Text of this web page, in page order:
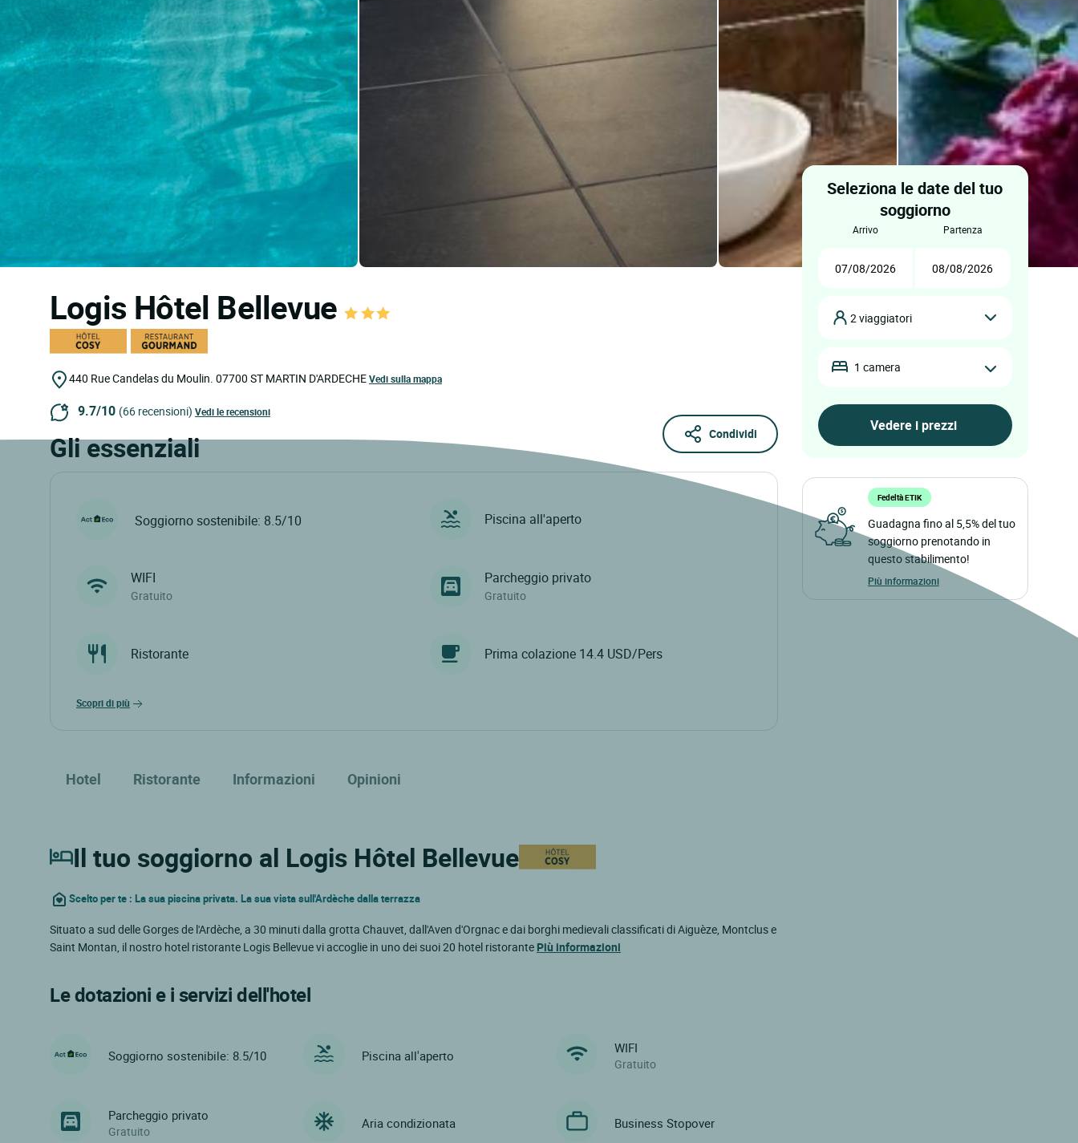
Logis Hôtel Bellevue
440 Rue Candelas du Moulin. 07700 ST MARTIN D'ARDECHEVedi sulla mappa
9.7/10 (66 recensioni) Vedi le recensioni
Condividi
Gli essenziali
Soggiorno sostenibile: 8.5/10 Piscina all'aperto
WIFI
Gratuito
Parcheggio privato
Gratuito
Ristorante Prima colazione 14.4 USD/Pers
scopri di più
Hotel Ristorante Informazioni Opinioni
Il tuo soggiorno al Logis Hôtel Bellevue
Scelto per te : La sua piscina privata. La sua vista sull'Ardèche dalla terrazza
Situato a sud delle Gorges de l'Ardèche, a 30 minuti dalla grotta Chauvet, dall'Aven d'Orgnac e dai borghi medievali classificati di Aiguèze, Montclus e
Saint Montan, il nostro hotel ristorante Logis Bellevue vi accoglie in uno dei suoi 20 hotel ristorante Più informazioni
Le dotazioni e i servizi dell'hotel
Soggiorno sostenibile: 8.5/10 Piscina all'aperto WIFI
Gratuito
Parcheggio privato
Gratuito
Aria condizionata Business Stopover
Seleziona le date del tuo
soggiorno
arrivo partenza
2 viaggiatori
1 camera
Fedeltà ETIK
Guadagna fino al 5,5% del tuo
soggiorno prenotando in
questo stabilimento!
Più informazioni